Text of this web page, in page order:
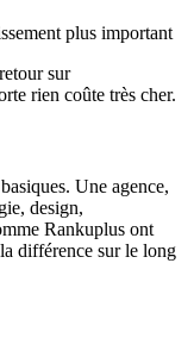
plus important
sur
rien coûte très cher.
Une agence,
design,
Rankuplus ont
différence sur le long